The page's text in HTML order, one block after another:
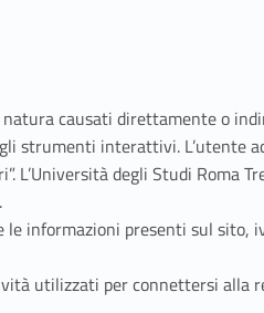
causati direttamente o
strumenti interattivi. L’utente
degli Studi Roma
informazioni presenti sul sito,
utilizzati per connettersi alla